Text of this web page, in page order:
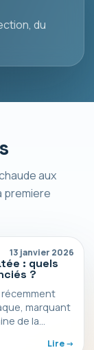
du
aux
premiere
13 janvier 2026
: quels
?
récemment
marquant
de la…
Lire ->